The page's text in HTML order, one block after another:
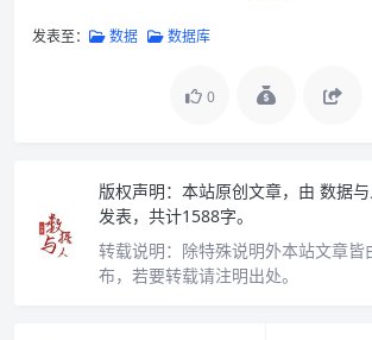
发表至： 数据 数据库
0
版权声明： 本站原创文章，由 数据与
发表，共计1588字。
转载说明： 除特殊说明外本站文章皆
布，若要转载请注明出处。